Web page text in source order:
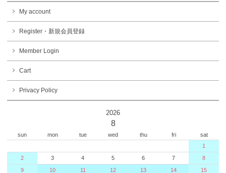
My account
Register・新規会員登録
Member Login
Cart
Privacy Policy
2026
8
sun mon tue wed thu fri
sat
1
2
3 4 5 6 7
8
9
10 11 12 13 14 15